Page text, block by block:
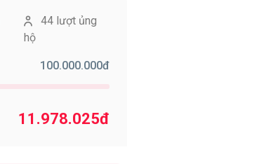
44 lượt ủng
hộ
100.000.000đ
11.978.025đ